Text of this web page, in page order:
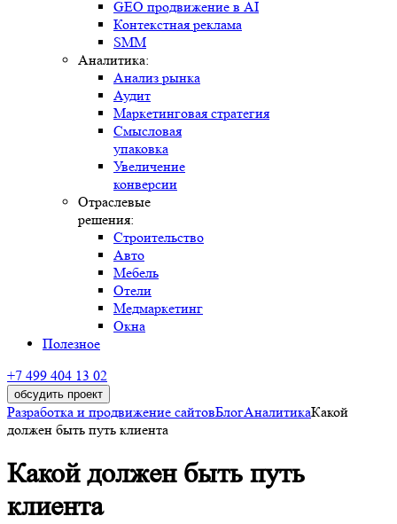
GEO продвижение в AI
Контекстная реклама
SMM
Аналитика:
Анализ рынка
Аудит
Маркетинговая стратегия
Смысловая
упаковка
Увеличение
конверсии
Отраслевые
решения:
Строительство
Авто
Мебель
Отели
Медмаркетинг
Окна
Полезное
+7 499 404 13 02
обсудить проект
Разработка и продвижение сайтовБлогАналитикаКакой
должен быть путь клиента
Какой должен быть путь
клиента